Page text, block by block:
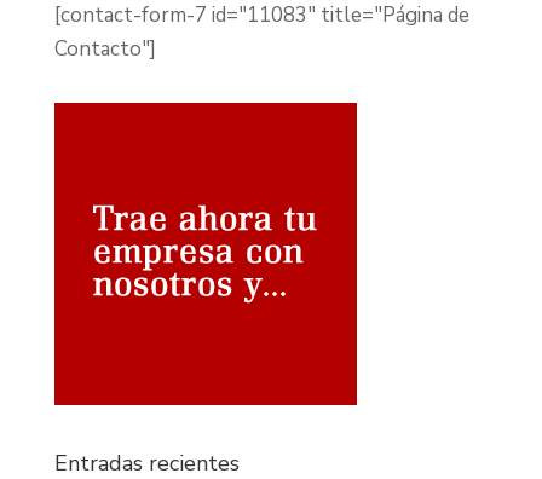
[contact-form-7 id="11083" title="Página de
Contacto"]
Entradas recientes